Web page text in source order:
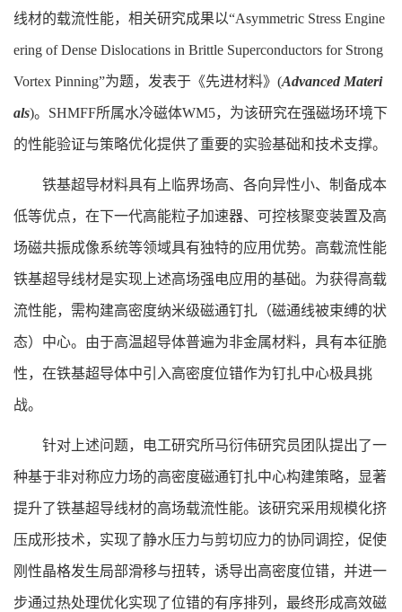
线材的载流性能，相关研究成果以“Asymmetric Stress Engine
ering of Dense Dislocations in Brittle Superconductors for Strong
Vortex Pinning”为题，发表于《先进材料》(Advanced Materi
als)。SHMFF所属水冷磁体WM5，为该研究在强磁场环境下
的性能验证与策略优化提供了重要的实验基础和技术支撑。
铁基超导材料具有上临界场高、各向异性小、制备成本
低等优点，在下一代高能粒子加速器、可控核聚变装置及高
场磁共振成像系统等领域具有独特的应用优势。高载流性能
铁基超导线材是实现上述高场强电应用的基础。为获得高载
流性能，需构建高密度纳米级磁通钉扎（磁通线被束缚的状
态）中心。由于高温超导体普遍为非金属材料，具有本征脆
性，在铁基超导体中引入高密度位错作为钉扎中心极具挑
战。
针对上述问题，电工研究所马衍伟研究员团队提出了一
种基于非对称应力场的高密度磁通钉扎中心构建策略，显著
提升了铁基超导线材的高场载流性能。该研究采用规模化挤
压成形技术，实现了静水压力与剪切应力的协同调控，促使
刚性晶格发生局部滑移与扭转，诱导出高密度位错，并进一
步通过热处理优化实现了位错的有序排列，最终形成高效磁